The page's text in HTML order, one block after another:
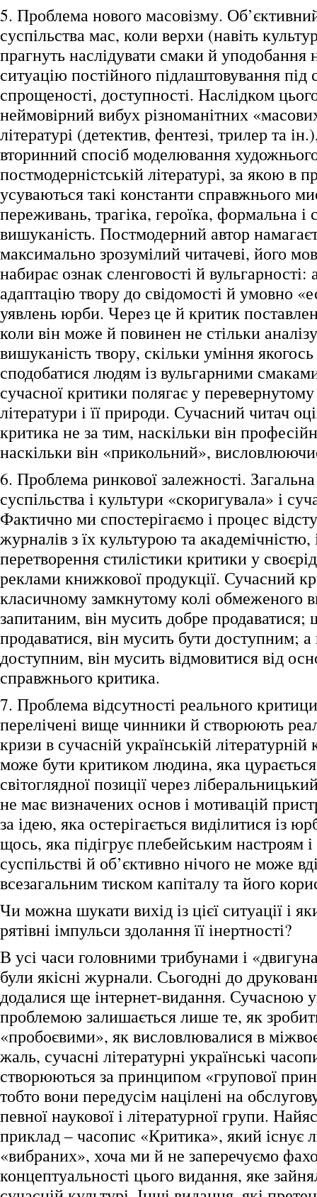
5. Проблема нового масовізму.
суспільства мас, коли верхи (навіть
прагнуть наслідувати смаки й уподобання
ситуацію постійного підлаштовування під
спрощеності, доступності. Наслідком
неймовірний вибух різноманітних
літературі (детектив, фентезі, трилер та
вторинний спосіб моделювання
постмодерністській літературі, за якою в
усуваються такі константи справжнього
переживань, трагіка, героїка, формальна і
вишуканість. Постмодерний автор
максимально зрозумілий читачеві, його
набирає ознак сленговості й
адаптацію твору до свідомості й умовно
уявлень юрби. Через це й критик
коли він може й повинен не стільки
вишуканість твору, скільки уміння якогось
сподобатися людям із вульгарними
сучасної критики полягає у
літератури і її природи. Сучасний читач
критика не за тим, наскільки він
наскільки він «прикольний»,
6. Проблема ринкової залежності. Загальна
суспільства і культури «скоригувала» і
Фактично ми спостерігаємо і процес
журналів з їх культурою та академічністю,
перетворення стилістики критики у
реклами книжкової продукції. Сучасний
класичному замкнутому колі обмеженого
запитаним, він мусить добре продаватися;
продаватися, він мусить бути доступним;
доступним, він мусить відмовитися від
справжнього критика.
7. Проблема відсутності реального
перелічені вище чинники й створюють
кризи в сучасній українській
може бути критиком людина, яка цурається
світоглядної позиції через
не має визначених основ і мотивацій
за ідею, яка остерігається виділитися із
щось, яка підігрує плебейським настроям
суспільстві й об’єктивно нічого не може
всезагальним тиском капіталу та його
Чи можна шукати вихід із цієї ситуації і
рятівні імпульси здолання її інертності?
В усі часи головними трибунами і
були якісні журнали. Сьогодні до
додалися ще інтернет-видання. Сучасною
проблемою залишається лише те, як
«пробоєвими», як висловлювалися в
жаль, сучасні літературні українські
створюються за принципом «групової
тобто вони передусім націлені на
певної наукової і літературної групи.
приклад – часопис «Критика», який існує
«вибраних», хоча ми й не заперечуємо
концептуальності цього видання, яке